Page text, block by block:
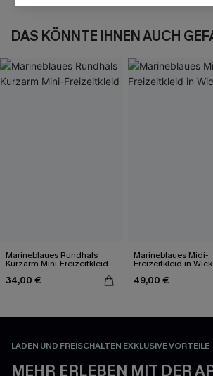
DAS KÖNNTE IHNEN AUCH
Marineblaues Rundhals
Kurzarm Mini-Freizeitkleid
34,00 €
Marineblaues Midi-
Freizeitkleid in
49,00 €
LADEN UND FREISCHALTEN EXKLUSIVE VORTEILE
MEHR ERLEBEN MIT DER